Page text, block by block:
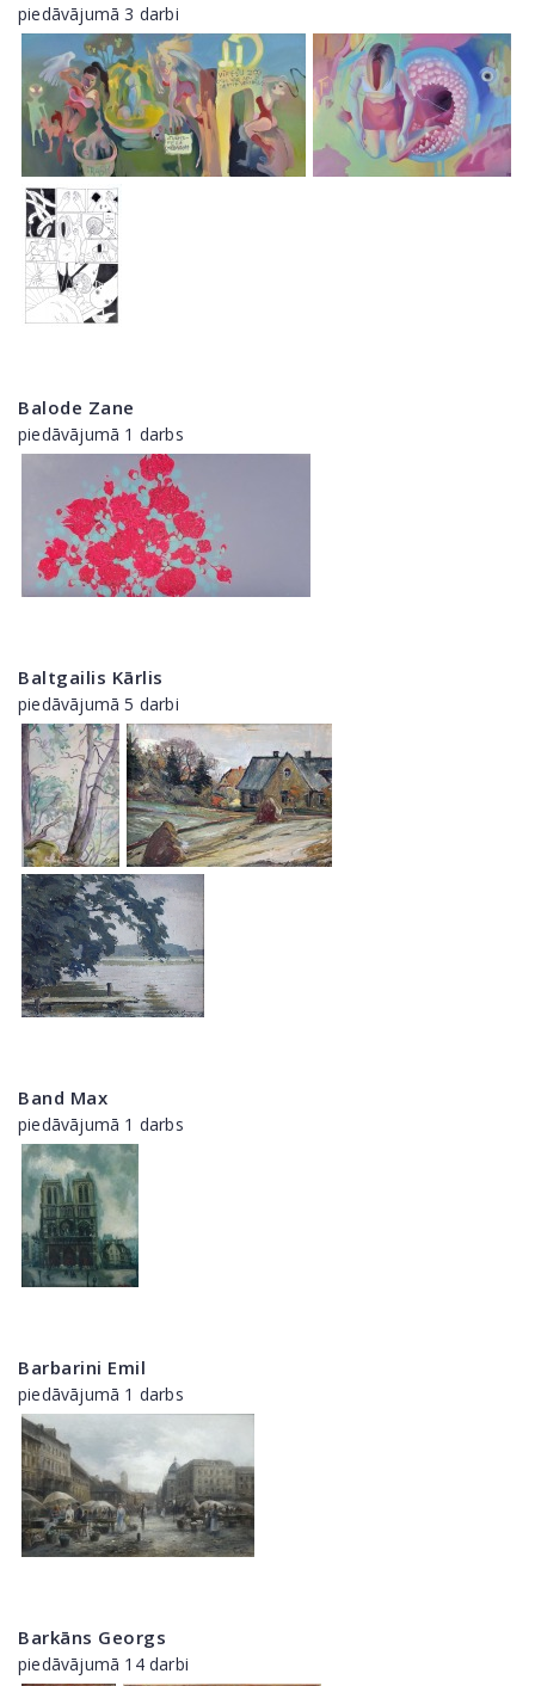
piedāvājumā 3 darbi
Balode Zane
piedāvājumā 1 darbs
Baltgailis Kārlis
piedāvājumā 5 darbi
Band Max
piedāvājumā 1 darbs
Barbarini Emil
piedāvājumā 1 darbs
Barkāns Georgs
piedāvājumā 14 darbi